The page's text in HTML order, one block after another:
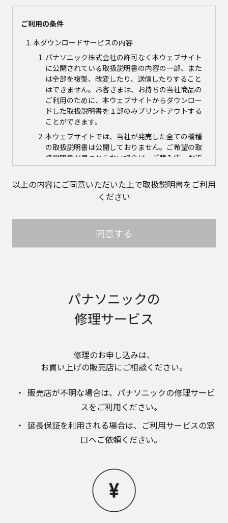
ご利用の条件
本ダウンロードサービスの内容
パナソニック株式会社の許可なく本ウェブサイト
に公開されている取扱説明書の内容の一部、また
は全部を複製、改変したり、送信したりすること
はできません。お客さまは、お持ちの当社商品の
ご利用のために、本ウェブサイトからダウンロー
ドした取扱説明書を１部のみプリントアウトする
ことができます。
本ウェブサイトでは、当社が発売した全ての機種
の取扱説明書は公開しておりません。ご希望の取
扱説明書が見つからない場合は、ご購入店、お近
くの当社商品の取扱店、または当社サービス会社
に直接お問い合わせの上、ご購入いただきますよ
うお願いいたします。ただし、商品自体の生産中
止などの理由により、当該商品につき取扱説明書
めご了承ください。
本ウェブサイトに公開されている取扱説明書の対
象商品が生産中止などの理由でご購入できない場
のお取り扱いについて。パナソニック株式会社お
内容を、ご相談への対応や修理、その確認などの
する場合や正当な理由がある場合を除き、第三者
に提供しません。お問い合わせは、ご相談された
窓口にご連絡ください。
書は、原則として商品が発売された当初のものを
掲載しています。したがいまして、会社名やお客
があります。また、本ウェブサイトに公開されて
いる説明書の記載内容と、お客様がお持ちの商品
いる取扱説明書の内容とお手持ちの商品の仕様に
相違がある場合は、ご購入店、お近くの当社商品
の取扱店、または当社サービス会社に直接お問い
合わせください。また、商品に同梱される取扱説
明書が改訂されている場合、当社の選択により、
以上の内容にご同意いただいた上で取扱説明書をご利用
ください
同意する
パナソニックの
修理サービス
修理のお申し込みは、​
お買い上げの販売店にご相談ください。​
販売店が不明な場合は、​パナソニックの修理サービ
スをご利用ください。​
延長保証を利用される場合は、​ご利用サービスの窓
口へご依頼ください。